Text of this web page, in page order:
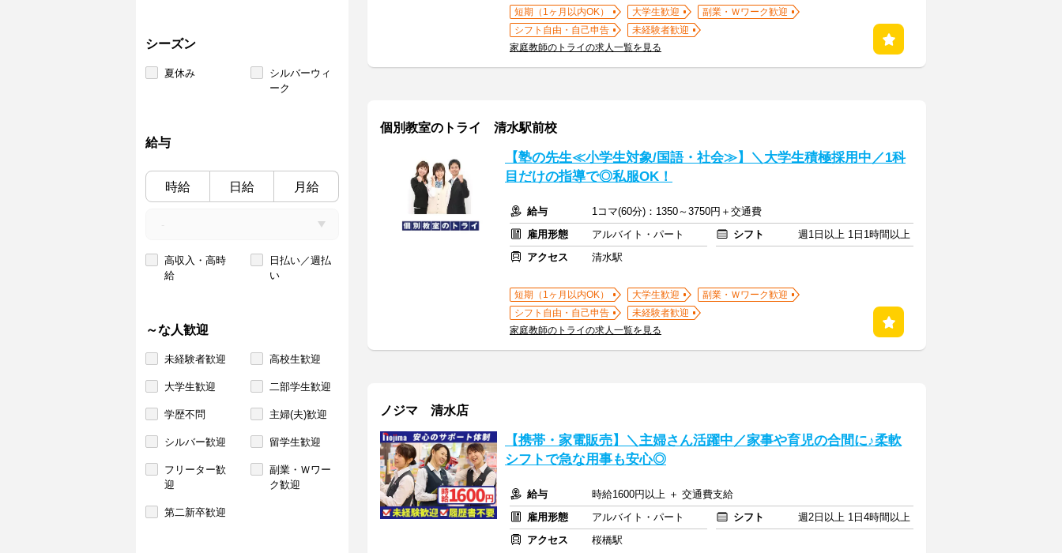
シーズン
夏休み
シルバーウィ
ーク
給与
時給 日給 月給
高収入・高時
給
日払い／週払
い
～な人歓迎
未経験者歓迎 高校生歓迎
大学生歓迎 二部学生歓迎
学歴不問 主婦(夫)歓迎
シルバー歓迎 留学生歓迎
フリーター歓
迎
副業・Ｗワー
ク歓迎
第二新卒歓迎
短期（1ヶ月以内OK） 大学生歓迎
副業・Ｗワーク歓迎
シフト自由・自己申告
未経験者歓迎
家庭教師のトライの求人一覧を見る
個別教室のトライ 清水駅前校
【塾の先生≪小学生対象/国語・社会≫】＼大学生積極採用中／1科
目だけの指導で◎私服OK！
給与
1コマ(60分)：1350～3750円＋交通費
雇用形態
アルバイト・パート シフト
週1日以上 1日1時間以上
アクセス
清水駅
短期（1ヶ月以内OK） 大学生歓迎
副業・Ｗワーク歓迎
シフト自由・自己申告
未経験者歓迎
家庭教師のトライの求人一覧を見る
ノジマ 清水店
【携帯・家電販売】＼主婦さん活躍中／家事や育児の合間に♪柔軟
シフトで急な用事も安心◎
給与
時給1600円以上 ＋ 交通費支給
雇用形態
アルバイト・パート シフト
週2日以上 1日4時間以上
アクセス
桜橋駅